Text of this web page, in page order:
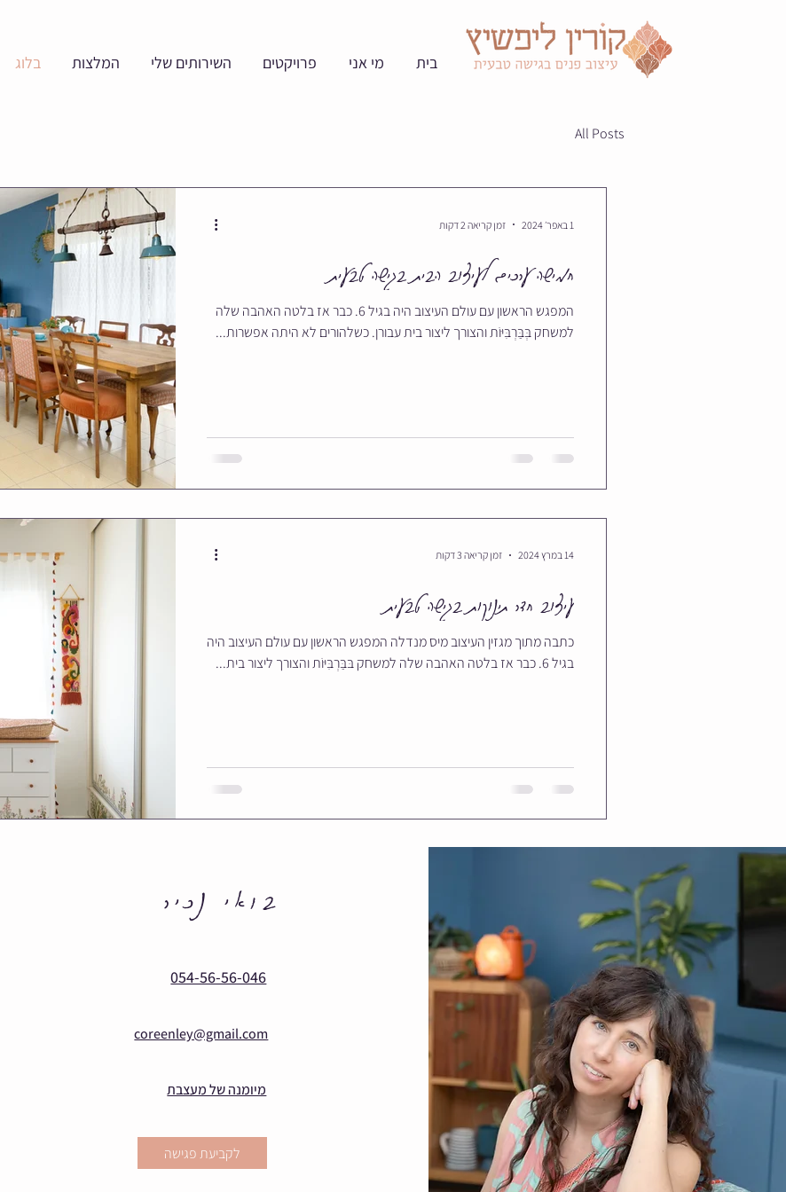
בית מי אני פרויקטים השירותים שלי המלצות בלוג
All Posts
חמישה ערכים לעיצוב הבית בגישה טבעית
המפגש הראשון עם עולם העיצוב היה בגיל 6. כבר אז בלטה האהבה שלה
למשחק בְּבַּרְבִּיּוֹת והצורך ליצור בית עבורן. כשלהורים לא היתה אפשרות...
1 באפר׳ 2024 זמן קריאה 2 דקות
עיצוב חדר תינוקות בגישה טבעית
כתבה מתוך מגזין העיצוב מיס מנדלה המפגש הראשון עם עולם העיצוב היה
בגיל 6. כבר אז בלטה האהבה שלה למשחק בּבַּרְבִּיּוֹת והצורך ליצור בית...
14 במרץ 2024 זמן קריאה 3 דקות
בואי נכיר
054-56-56-046
coreenley@gmail.com
מיומנה של מעצבת
לקביעת פגישה